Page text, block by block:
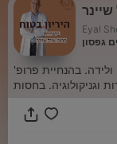
Eyal
גפסון
בהנחיית פרופ'